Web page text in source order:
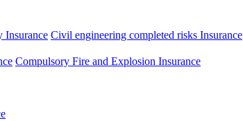
Insurance Civil engineering completed risks Insurance
Compulsory Fire and Explosion Insurance